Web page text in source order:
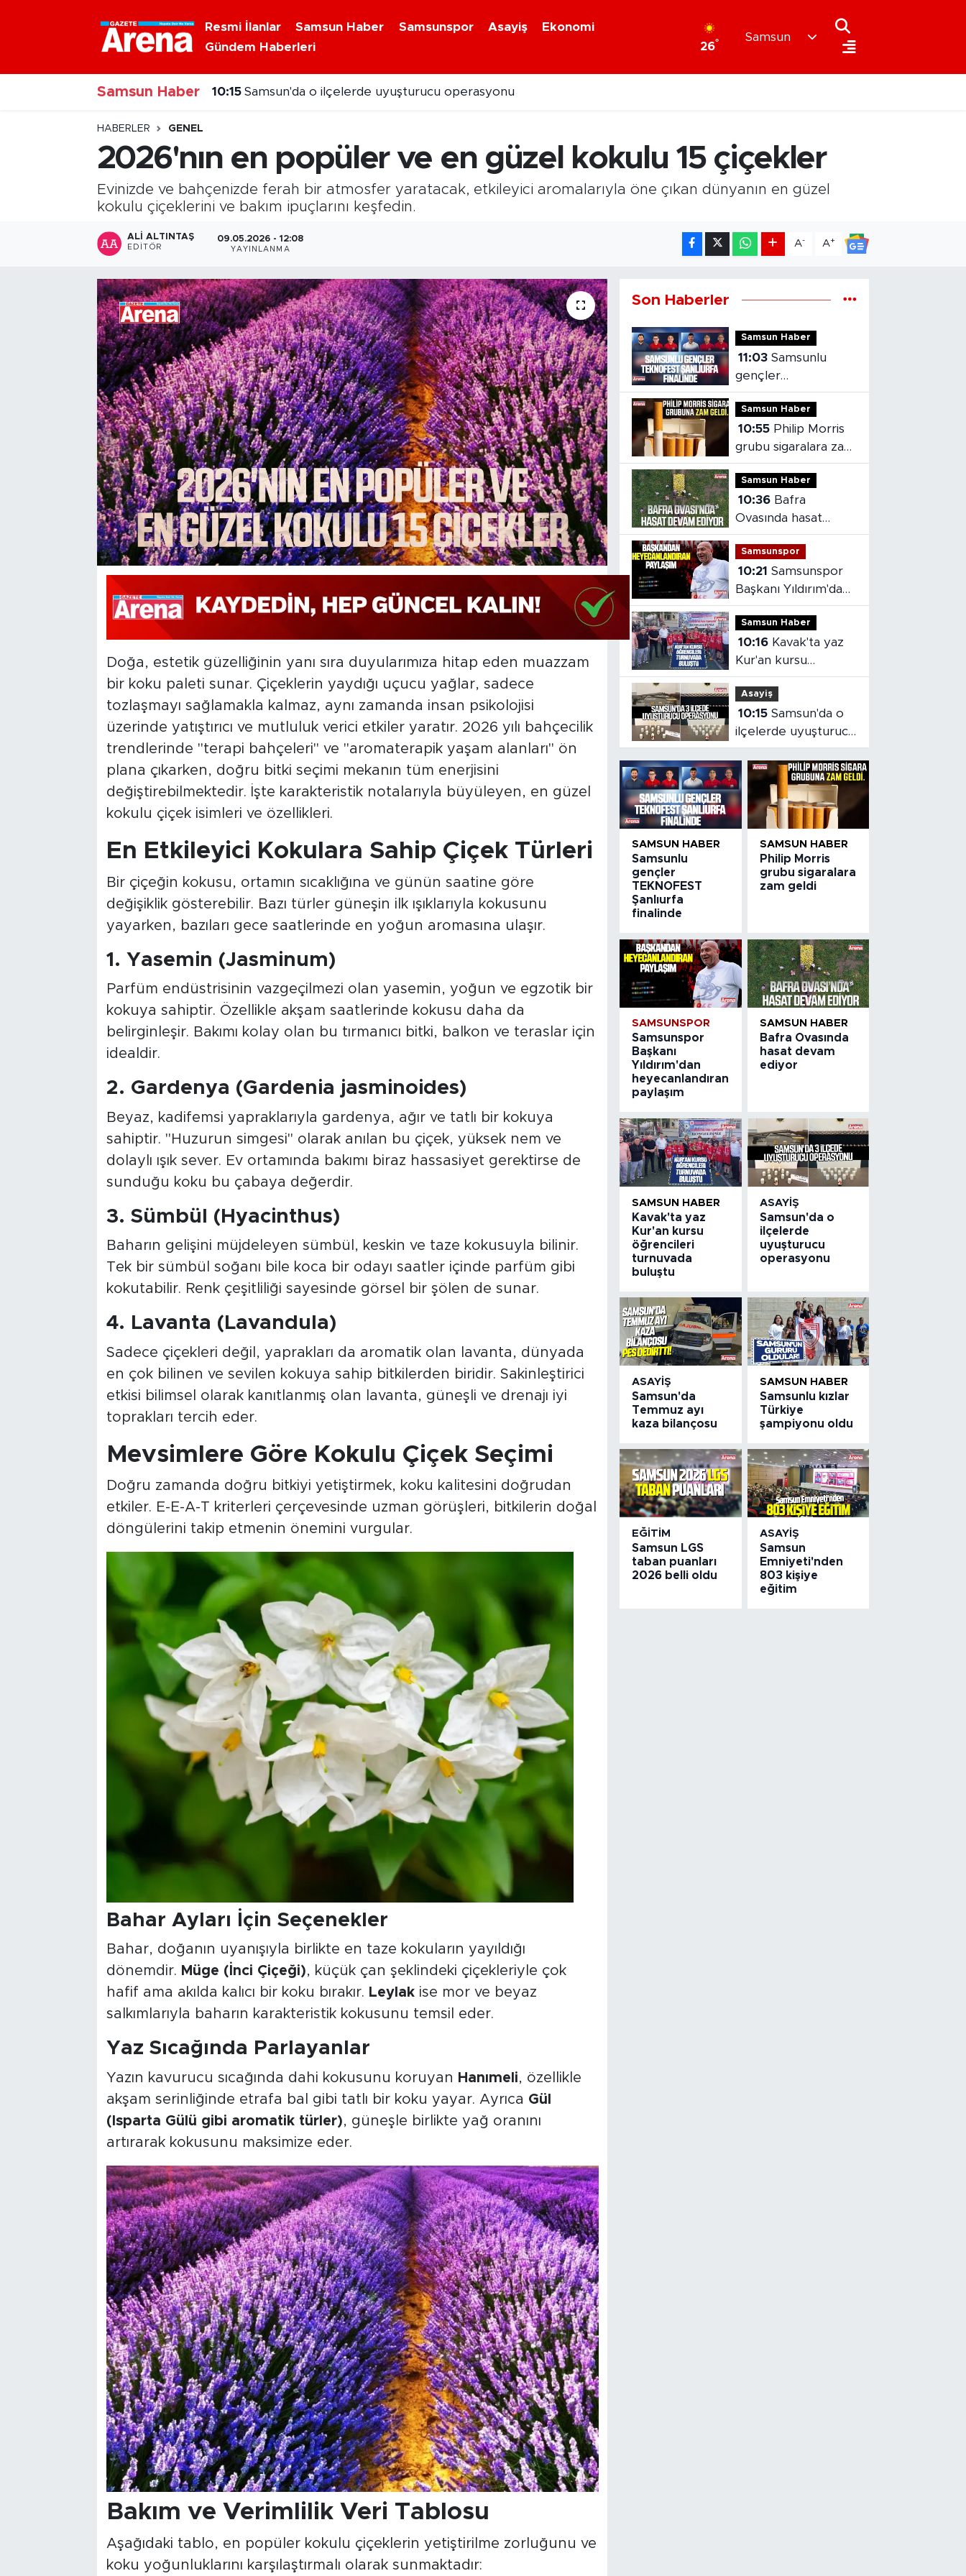
Resmi İlanlar Samsun Haber Samsunspor Asayiş
Ekonomi
Gündem Haberleri
26°
Samsun
Samsun Haber
HABERLER GENEL
2026'nın en popüler ve en güzel kokulu 15 çiçekler
Evinizde ve bahçenizde ferah bir atmosfer yaratacak, etkileyici aromalarıyla öne çıkan dünyanın en güzel
kokulu çiçeklerini ve bakım ipuçlarını keşfedin.
ALI ALTINTAŞ
EDITÖR
09.05.2026 - 12:08
YAYINLANMA
A- A+
Doğa, estetik güzelliğinin yanı sıra duyularımıza hitap eden muazzam
bir koku paleti sunar. Çiçeklerin yaydığı uçucu yağlar, sadece
tozlaşmayı sağlamakla kalmaz, aynı zamanda insan psikolojisi
üzerinde yatıştırıcı ve mutluluk verici etkiler yaratır. 2026 yılı bahçecilik
trendlerinde "terapi bahçeleri" ve "aromaterapik yaşam alanları" ön
plana çıkarken, doğru bitki seçimi mekanın tüm enerjisini
değiştirebilmektedir. İşte karakteristik notalarıyla büyüleyen, en güzel
kokulu çiçek isimleri ve özellikleri.
En Etkileyici Kokulara Sahip Çiçek Türleri
Bir çiçeğin kokusu, ortamın sıcaklığına ve günün saatine göre
değişiklik gösterebilir. Bazı türler güneşin ilk ışıklarıyla kokusunu
yayarken, bazıları gece saatlerinde en yoğun aromasına ulaşır.
1. Yasemin (Jasminum)
Parfüm endüstrisinin vazgeçilmezi olan yasemin, yoğun ve egzotik bir
kokuya sahiptir. Özellikle akşam saatlerinde kokusu daha da
belirginleşir. Bakımı kolay olan bu tırmanıcı bitki, balkon ve teraslar için
idealdir.
2. Gardenya (Gardenia jasminoides)
Beyaz, kadifemsi yapraklarıyla gardenya, ağır ve tatlı bir kokuya
sahiptir. "Huzurun simgesi" olarak anılan bu çiçek, yüksek nem ve
dolaylı ışık sever. Ev ortamında bakımı biraz hassasiyet gerektirse de
sunduğu koku bu çabaya değerdir.
3. Sümbül (Hyacinthus)
Baharın gelişini müjdeleyen sümbül, keskin ve taze kokusuyla bilinir.
Tek bir sümbül soğanı bile koca bir odayı saatler içinde parfüm gibi
kokutabilir. Renk çeşitliliği sayesinde görsel bir şölen de sunar.
4. Lavanta (Lavandula)
Sadece çiçekleri değil, yaprakları da aromatik olan lavanta, dünyada
en çok bilinen ve sevilen kokuya sahip bitkilerden biridir. Sakinleştirici
etkisi bilimsel olarak kanıtlanmış olan lavanta, güneşli ve drenajı iyi
toprakları tercih eder.
Mevsimlere Göre Kokulu Çiçek Seçimi
Doğru zamanda doğru bitkiyi yetiştirmek, koku kalitesini doğrudan
etkiler. E-E-A-T kriterleri çerçevesinde uzman görüşleri, bitkilerin doğal
döngülerini takip etmenin önemini vurgular.
Bahar Ayları İçin Seçenekler
Bahar, doğanın uyanışıyla birlikte en taze kokuların yayıldığı
dönemdir. Müge (İnci Çiçeği), küçük çan şeklindeki çiçekleriyle çok
hafif ama akılda kalıcı bir koku bırakır. Leylakise mor ve beyaz
salkımlarıyla baharın karakteristik kokusunu temsil eder.
Yaz Sıcağında Parlayanlar
Yazın kavurucu sıcağında dahi kokusunu koruyan Hanımeli, özellikle
akşam serinliğinde etrafa bal gibi tatlı bir koku yayar. Ayrıca Gül
(Isparta Gülü gibi aromatik türler), güneşle birlikte yağ oranını
artırarak kokusunu maksimize eder.
Bakım ve Verimlilik Veri Tablosu
Aşağıdaki tablo, en popüler kokulu çiçeklerin yetiştirilme zorluğunu ve
koku yoğunluklarını karşılaştırmalı olarak sunmaktadır:
Son Haberler
Samsun Haber
11:03 Samsunlu
gençler
TEKNOFEST
Şanlıurfa finalinde
Samsun Haber
10:55
grubu sigaralara zam
geldi
Samsun Haber
10:36
Ovasında hasat
devam ediyor
Samsunspor
10:21 Samsunspor
Başkanı Yıldırım'dan
heyecanlandıran
paylaşım
Samsun Haber
10:16
Kur'an kursu
öğrencileri
turnuvada buluştu
Asayiş
10:15 Samsun'da o
ilçelerde uyuşturucu
operasyonu
SAMSUN HABER
Samsunlu
gençler
TEKNOFEST
Şanlıurfa
finalinde
SAMSUN HABER
Philip Morris
grubu sigaralara
zam geldi
SAMSUNSPOR
Samsunspor
Başkanı
Yıldırım'dan
heyecanlandıran
paylaşım
SAMSUN HABER
Bafra Ovasında
hasat devam
ediyor
SAMSUN HABER
Kavak'ta yaz
Kur'an kursu
öğrencileri
turnuvada
buluştu
ASAYIŞ
Samsun'da o
ilçelerde
uyuşturucu
operasyonu
ASAYIŞ
Samsun'da
Temmuz ayı
kaza bilançosu
SAMSUN HABER
Samsunlu kızlar
Türkiye
şampiyonu oldu
EĞITIM
Samsun LGS
taban puanları
2026 belli oldu
ASAYIŞ
Samsun
Emniyeti'nden
803 kişiye
eğitim
Nöbetçi Eczaneler
Hava Durumu
Samsun Namaz Vakitleri
Trafik Durumu
Süper Lig Puan Durumu ve Fikstür
Tüm Manşetler
Haber Arşivi